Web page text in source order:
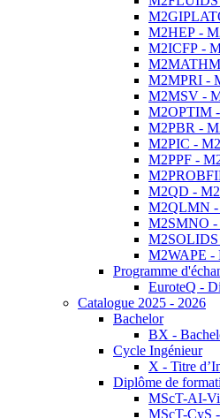
M2HEP -
M2ICFP -
M2MPRI -
M2MSV -
M2OPTIM
M2PBR -
M2PIC -
M2PPF -
M2QD -
M2QLMN -
M2SMNO -
M2SOLIDS
M2WAPE -
Programme
EuroteQ -
Catalogue 2025 - 2026
Bachelor
BX -
Cycle Ingénieur
X - Titre
Diplôme de
MScT-AI-
MScT-CyS